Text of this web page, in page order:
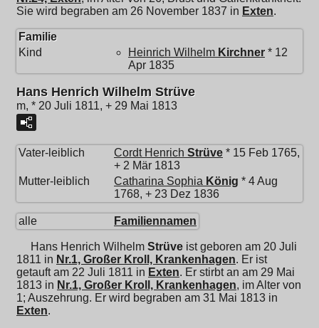
Sie wird begraben am 26 November 1837 in Exten.
Familie
Kind
Heinrich Wilhelm Kirchner * 12
Apr 1835
Hans Henrich Wilhelm Strüve
m, * 20 Juli 1811, + 29 Mai 1813
Vater-leiblich Cordt Henrich Strüve * 15 Feb 1765,
+ 2 Mär 1813
Mutter-leiblich
Catharina Sophia König * 4 Aug
1768, + 23 Dez 1836
alle Familiennamen
Hans Henrich Wilhelm Strüve ist geboren am 20 Juli
1811 in Nr.1, Großer Kroll, Krankenhagen. Er ist
getauft am 22 Juli 1811 in Exten. Er stirbt an am 29 Mai
1813 in Nr.1, Großer Kroll, Krankenhagen, im Alter von
1; Auszehrung. Er wird begraben am 31 Mai 1813 in
Exten.